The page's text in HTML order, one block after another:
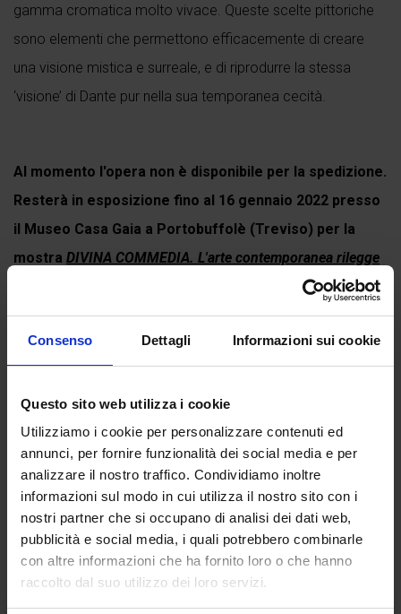
Consenso Dettagli Informazioni sui cookie
Questo sito web utilizza i cookie
Utilizziamo i cookie per personalizzare contenuti ed
annunci, per fornire funzionalità dei social media e per
analizzare il nostro traffico. Condividiamo inoltre
informazioni sul modo in cui utilizza il nostro sito con i
nostri partner che si occupano di analisi dei dati web,
pubblicità e social media, i quali potrebbero combinarle
con altre informazioni che ha fornito loro o che hanno
raccolto dal suo utilizzo dei loro servizi.
gamma cromatica molto vivace. Queste scelte pittoriche
sono elementi che permettono efficacemente di creare
una visione mistica e surreale, e di riprodurre la stessa
‘visione’ di Dante pur nella sua temporanea cecità.
Al momento l'opera non è disponibile per la spedizione.
Resterà in esposizione fino al 16 gennaio 2022 presso
il Museo Casa Gaia a Portobuffolè (Treviso) per la
mostra DIVINA COMMEDIA. L'arte contemporanea rilegge
Ancora non ci sono recensioni.
(Click here to login and review this product)